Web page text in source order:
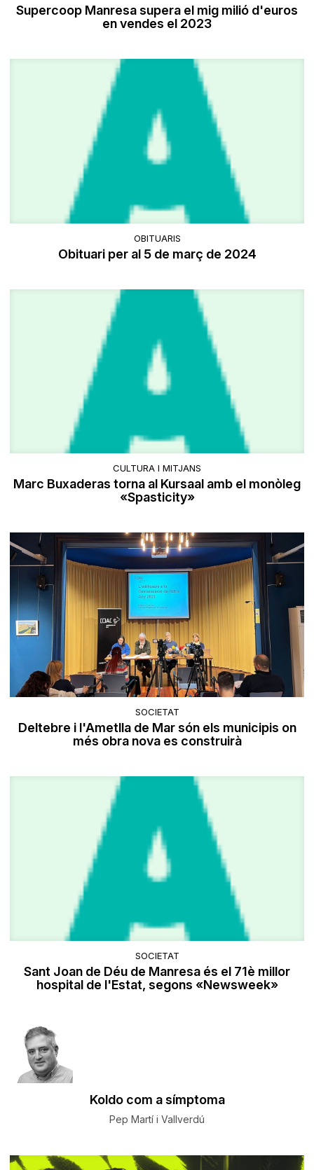
Supercoop Manresa supera el mig milió d'euros
en vendes el 2023
OBITUARIS
Obituari per al 5 de març de 2024
CULTURA I MITJANS
Marc Buxaderas torna al Kursaal amb el monòleg
«Spasticity»
SOCIETAT
Deltebre i l'Ametlla de Mar són els municipis on
més obra nova es construirà
SOCIETAT
Sant Joan de Déu de Manresa és el 71è millor
hospital de l'Estat, segons «Newsweek»
Koldo com a símptoma
Pep Martí i Vallverdú